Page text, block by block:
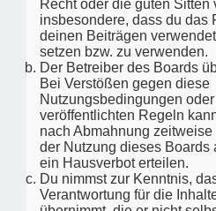
Recht oder die guten
insbesondere, dass du das
deinen Beiträgen
setzen bzw. zu verwenden.
Der Betreiber des Boards
Bei Verstößen gegen diese
Nutzungsbedingungen
veröffentlichten Regeln
nach Abmahnung
der Nutzung dieses
ein Hausverbot erteilen.
Du nimmst zur Kenntnis,
Verantwortung für die